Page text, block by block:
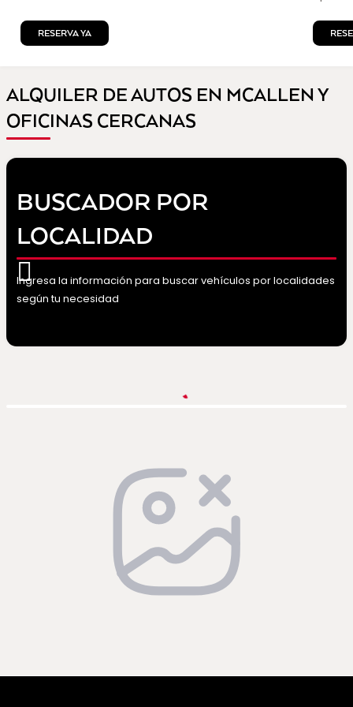
RESERVA YA
ALQUILER DE AUTOS EN MCALLEN Y
OFICINAS CERCANAS
BUSCADOR POR
LOCALIDAD
Ingresa la información para buscar vehículos por localidades
según tu necesidad